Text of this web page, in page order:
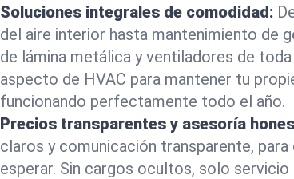
Soluciones integrales de comodidad:
del aire interior hasta mantenimiento de
de lámina metálica y ventiladores de
aspecto de HVAC para mantener tu
funcionando perfectamente todo el año.
Precios transparentes y asesoría
claros y comunicación transparente,
esperar. Sin cargos ocultos, solo